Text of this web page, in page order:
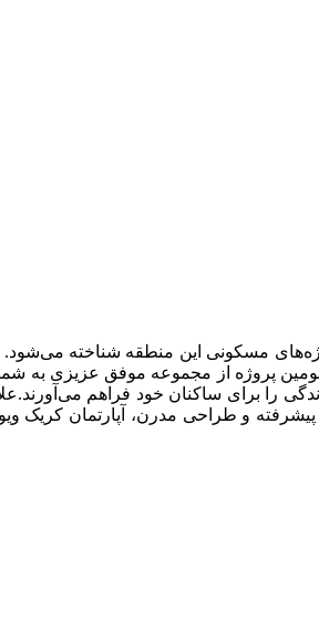
مسکونی این منطقه شناخته می‌شود.
پروژه از مجموعه موفق عزیزی
لوکس، تجربه‌ای بی‌نظیر از زندگی را برای ساکنان خود
و طراحی مدرن، آپارتمان کریک ویو